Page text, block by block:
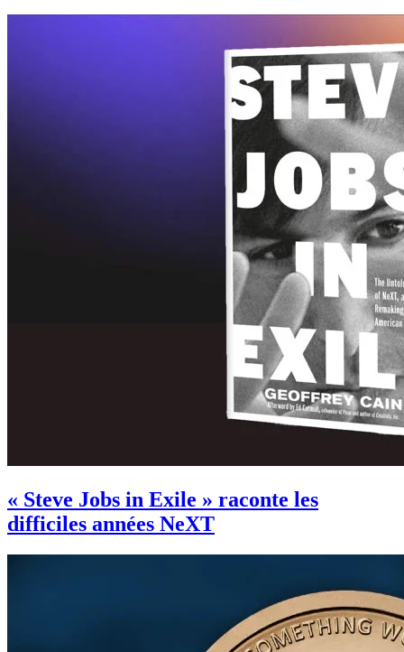
« Steve Jobs in Exile » raconte les
difficiles années NeXT